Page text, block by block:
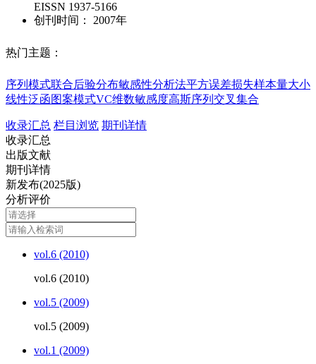
EISSN 1937-5166
创刊时间：
2007年
热门主题：
序列模式联合后验分布敏感性分析法平方误差损失样本量大小
线性泛函图案模式VC维数敏感度高斯序列 交叉集合
收录汇总 栏目浏览 期刊详情
收录汇总
出版文献
期刊详情
新发布(2025版)
分析评价
vol.6 (2010)
vol.6 (2010)
vol.5 (2009)
vol.5 (2009)
vol.1 (2009)